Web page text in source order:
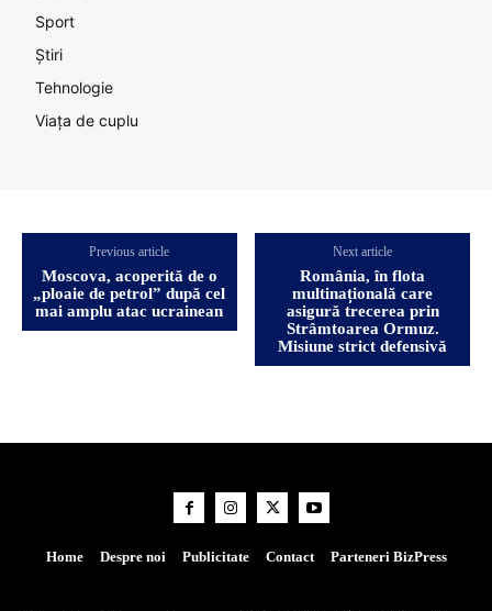
Sport
Știri
Tehnologie
Viața de cuplu
Previous article
Moscova, acoperită de o
„ploaie de petrol” după cel
mai amplu atac ucrainean
Next article
România, în flota
multinațională care
asigură trecerea prin
Strâmtoarea Ormuz.
Misiune strict defensivă
Home Despre noi Publicitate Contact Parteneri BizPress